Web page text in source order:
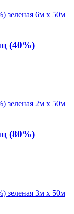
(40%)
(80%)